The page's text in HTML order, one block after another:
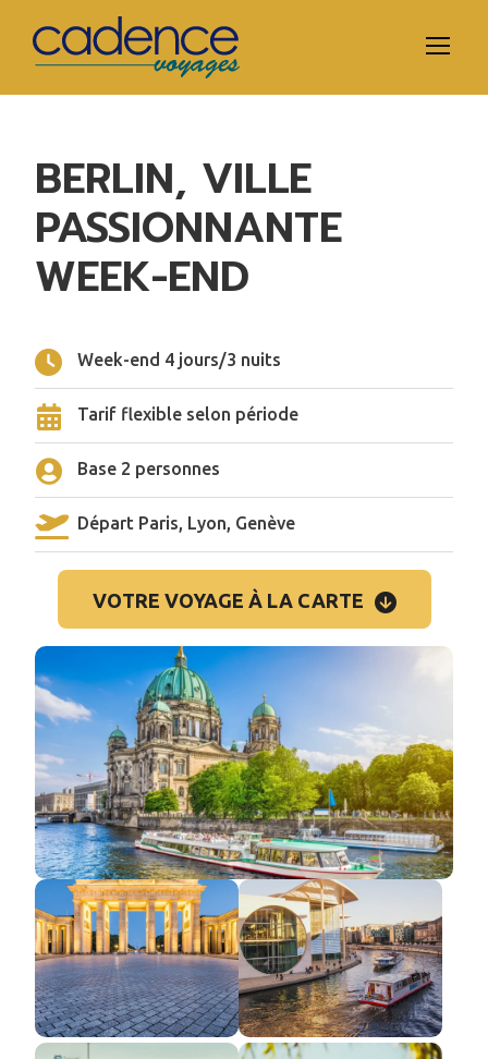
BERLIN, VILLE
PASSIONNANTE
WEEK-END
Week-end 4 jours/3 nuits
Tarif flexible selon période
Base 2 personnes
Départ Paris, Lyon, Genève
VOTRE VOYAGE À LA CARTE